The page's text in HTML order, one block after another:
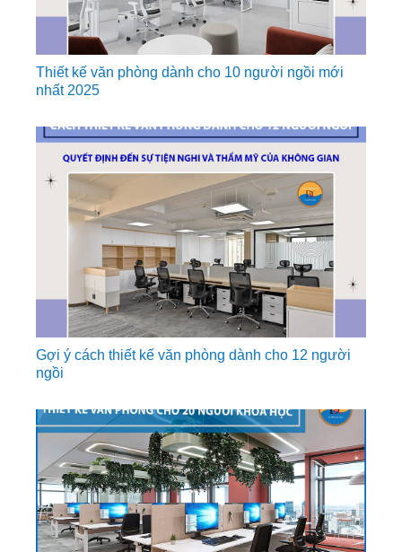
Thiết kế văn phòng dành cho 10 người ngồi mới
nhất 2025
Gợi ý cách thiết kế văn phòng dành cho 12 người
ngồi